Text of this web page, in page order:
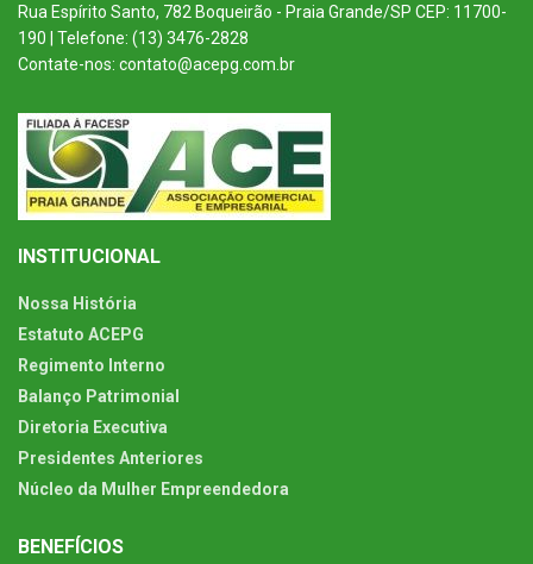
Rua Espírito Santo, 782 Boqueirão - Praia Grande/SP CEP: 11700-
190 | Telefone: (13) 3476-2828
Contate-nos: contato@acepg.com.br
INSTITUCIONAL
Nossa História
Estatuto ACEPG
Regimento Interno
Balanço Patrimonial
Diretoria Executiva
Presidentes Anteriores
Núcleo da Mulher Empreendedora
BENEFÍCIOS